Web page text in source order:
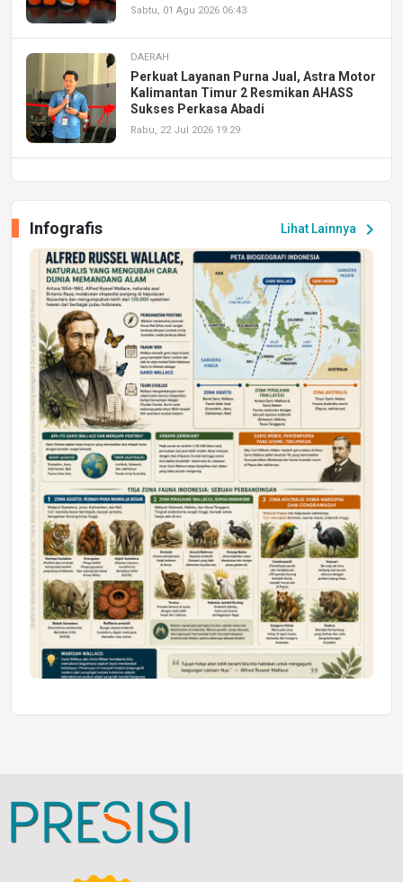
Sabtu, 01 Agu 2026 06:43
DAERAH
Perkuat Layanan Purna Jual, Astra Motor
Kalimantan Timur 2 Resmikan AHASS
Sukses Perkasa Abadi
Rabu, 22 Jul 2026 19:29
Peluang Kerja dan Magang
Jumat, 17 Jul 2026 22:30
DAERAH
Astra Motor Kalimantan Timur 2 Dukung
Mahasiswa Samarinda dalam Astra
Honda SDGs Future Leaders 2026
Jumat, 10 Jul 2026 19:01
Lihat Lainnya chevron_right
Infografis